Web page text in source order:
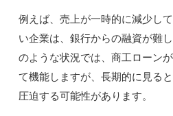
例えば、売上が一時的に減少し
い企業は、銀行からの融資が難
のような状況では、商工ローン
て機能しますが、長期的に見る
圧迫する可能性があります。